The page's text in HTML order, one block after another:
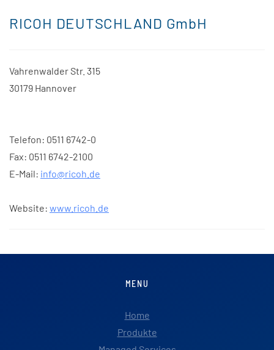
RICOH DEUTSCHLAND GmbH
Vahrenwalder Str. 315
30179 Hannover
Telefon: 0511 6742-0
Fax: 0511 6742-2100
E-Mail: info@ricoh.de
Website: www.ricoh.de
MENU
Home
Produkte